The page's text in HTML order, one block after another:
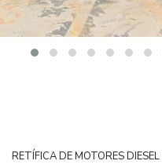
RETÍFICA DE MOTORES